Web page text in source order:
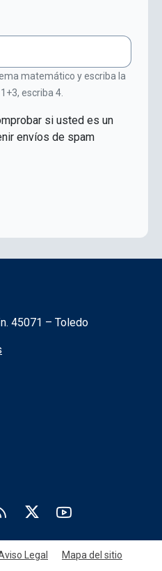
matemático y escriba la
escriba 4.
si usted es un
envíos de spam
45071 – Toledo
Legal Mapa del sitio